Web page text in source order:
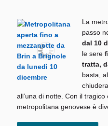
La
passo
dal 10
le sere
tratta,
basta,
all’una di notte. Con il
metropolitana genovese è